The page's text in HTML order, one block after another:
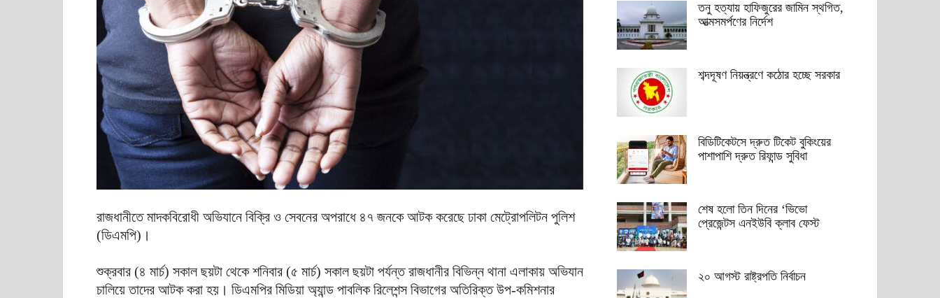
রাজধানীতে মাদকবিরোধী অভিযানে বিক্রি ও সেবনের অপরাধে ৪৭ জনকে আটক করেছে ঢাকা মেট্রোপলিটন পুলিশ
(ডিএমপি)।
শুক্রবার (৪ মার্চ) সকাল ছয়টা থেকে শনিবার (৫ মার্চ) সকাল ছয়টা পর্যন্ত রাজধানীর বিভিন্ন থানা এলাকায় অভিযান
চালিয়ে তাদের আটক করা হয়। ডিএমপির মিডিয়া অ্যান্ড পাবলিক রিলেশন্স বিভাগের অতিরিক্ত উপ-কমিশনার
তনু হত্যায় হাফিজুরের জামিন স্থগিত,
আত্মসমর্পণের নির্দেশ
শব্দদূষণ নিয়ন্ত্রণে কঠোর হচ্ছে সরকার
বিডিটিকেটসে দ্রুত টিকেট বুকিংয়ের
পাশাপাশি দ্রুত রিফান্ড সুবিধা
শেষ হলো তিন দিনের ‘ভিভো
প্রেজেন্টস এনইউবি ক্লাব ফেস্ট
২০ আগস্ট রাষ্ট্রপতি নির্বাচন